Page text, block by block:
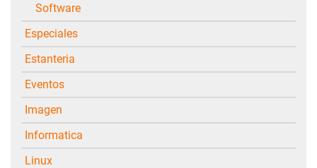
Software
Especiales
Estanteria
Eventos
Imagen
Informatica
Linux